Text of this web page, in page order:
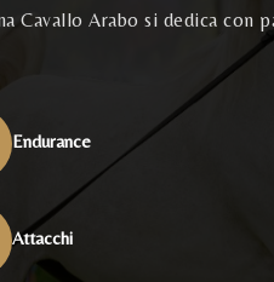
Arabo si dedica con
Endurance
Attacchi